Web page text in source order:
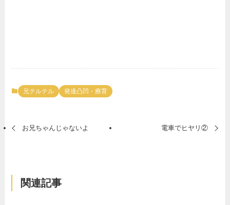
兄テルテル 発達凸凹・療育
お兄ちゃんじゃないよ 電車でヒヤリ②
関連記事